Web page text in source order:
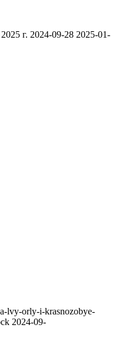
г. 2024-09-28 2025-01-
lvy-orly-i-krasnozobye-
2024-09-